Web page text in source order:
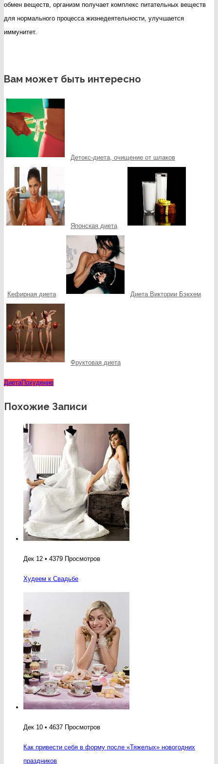
обмен веществ, организм получает комплекс питательных веществ
для нормального процесса жизнедеятельности, улучшается
иммунитет.
Вам может быть интересно
Детокс-диета, очищение от шлаков
Японская диета
Кефирная диета Диета Виктории Бэкхем
Фруктовая диета
ДиетаПохудение
Похожие Записи
Дек 12 • 4379 Просмотров
Худеем к Свадьбе
Дек 10 • 4637 Просмотров
Как привести себя в форму после «Тяжелых» новогодних
праздников